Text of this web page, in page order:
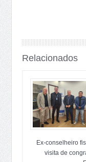
Relacionados
Ex-conselheiro
visita de